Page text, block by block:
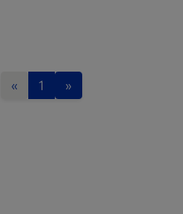
« 1 »